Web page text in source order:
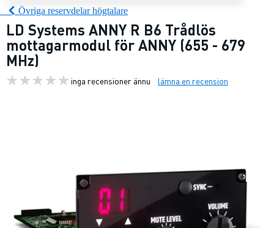
Övriga reservdelar högtalare
LD Systems ANNY R B6 Trådlös
mottagarmodul för ANNY (655 - 679
MHz)
inga recensioner ännu lämna en recension